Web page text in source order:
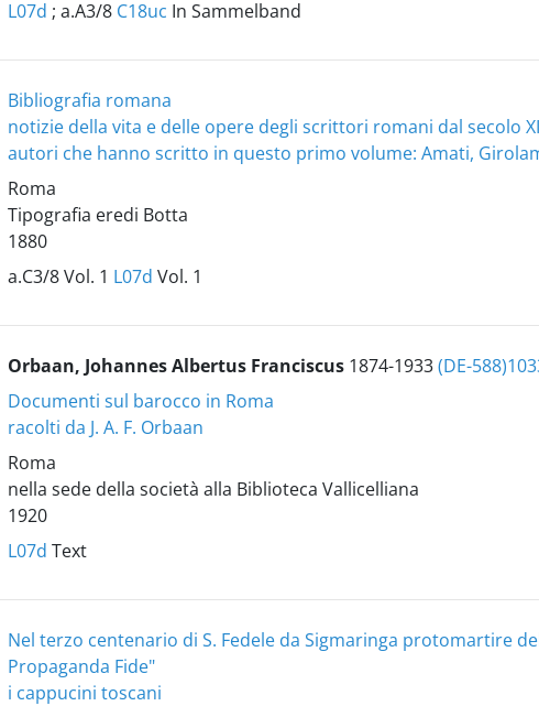
L07d ; a.A3/8 C18uc In Sammelband
Bibliografia romana
notizie della vita e delle opere degli scrittori romani dal secolo
autori che hanno scritto in questo primo volume: Amati,
Roma
Tipografia eredi Botta
1880
a.C3/8 Vol. 1 L07d Vol. 1
Orbaan, Johannes Albertus Franciscus1874-1933(DE-
Documenti sul barocco in Roma
racolti da J. A. F. Orbaan
Roma
nella sede della società alla Biblioteca Vallicelliana
1920
L07d Text
Nel terzo centenario di S. Fedele da Sigmaringa protomartire
Propaganda Fide"
i cappucini toscani